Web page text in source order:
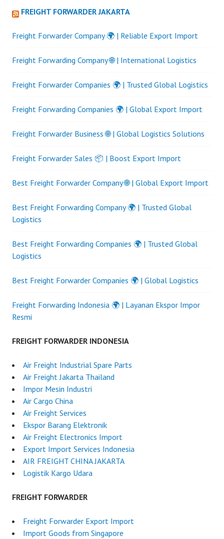
FREIGHT FORWARDER JAKARTA
Freight Forwarder Company 🌍 | Reliable Export Import
Freight Forwarding Company 🌐 | International Logistics
Freight Forwarder Companies 🌍 | Trusted Global Logistics
Freight Forwarding Companies 🌍 | Global Export Import
Freight Forwarder Business 🌐 | Global Logistics Solutions
Freight Forwarder Sales 📦 | Boost Export Import
Best Freight Forwarder Company 🌐 | Global Export Import
Best Freight Forwarding Company 🌍 | Trusted Global
Logistics
Best Freight Forwarding Companies 🌍 | Trusted Global
Logistics
Best Freight Forwarder Companies 🌍 | Global Logistics
Freight Forwarding Indonesia 🌍 | Layanan Ekspor Impor
Resmi
FREIGHT FORWARDER INDONESIA
Air Freight Industrial Spare Parts
Air Freight Jakarta Thailand
Impor Mesin Industri
Air Cargo China
Air Freight Services
Ekspor Barang Elektronik
Air Freight Electronics Import
Export Import Services Indonesia
AIR FREIGHT CHINA JAKARTA
Logistik Kargo Udara
FREIGHT FORWARDER
Freight Forwarder Export Import
Import Goods from Singapore